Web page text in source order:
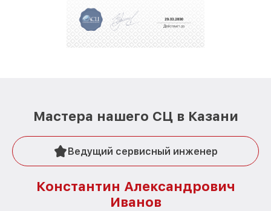
Мастера нашего СЦ в Казани
Ведущий сервисный инженер
Константин Александрович
Иванов